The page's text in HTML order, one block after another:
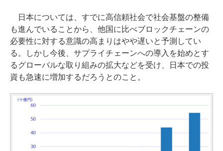
日本については、すでに高信頼社会で社会基盤の整備
も進んでいることから、他国に比べブロックチェーンの
必要性に対する意識の高まりはやや遅いと予測してい
る。しかし今後、サプライチェーンへの導入を始めとす
るグローバルな取り組みの拡大などを受け、日本での投
資も急速に増加するだろうとのこと。